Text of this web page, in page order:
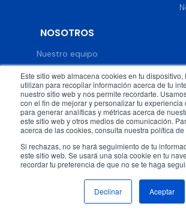
Este sitio web almacena cookies en tu dispositivo,
utilizan para recopilar información acerca de tu
nuestro sitio web y nos permite recordarte.
con el fin de mejorar y personalizar tu experiencia
para generar analíticas y métricas acerca de
este sitio web y otros medios de comunicación.
acerca de las cookies, consulta nuestra política
Si rechazas, no se hará seguimiento de tu
este sitio web. Se usará una sola cookie en tu
recordar tu preferencia de que no se te haga
Aceptar
Declinar
NOSOTROS
Nuestro equipo
Trabaja con nosotros
Prensa
Eventos
© 2026 DispatchTrack all rights
privacidad
Términos &
Síguenos en